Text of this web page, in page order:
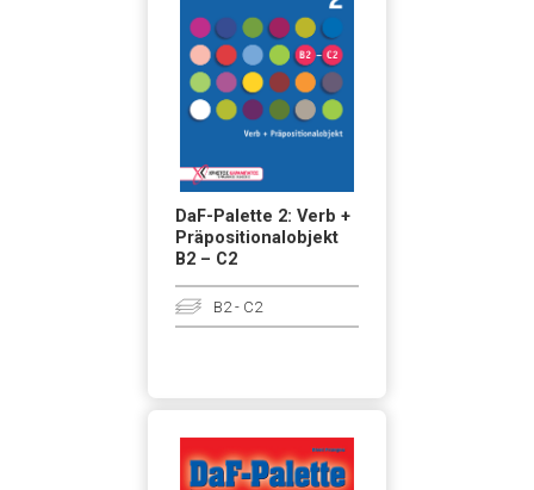
DaF-Palette 2: Verb +
Präpositionalobjekt
B2 – C2
B2 - C2